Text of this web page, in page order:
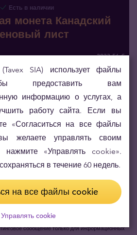
Есть в наличии
монета Канадский
лист
3933,56 €
3910,91 €
3756,13
запасы центробанков мира
величины,подробнее
сообщение только для информационных
SIA) использует файлы
предоставить вам
информацию о услугах, а
работу сайта. Если вы
«Согласиться на все файлы
желаете управлять своим
«Управлять cookie».
в течение 60 недель.
на все файлы cookie
Управлять cookie